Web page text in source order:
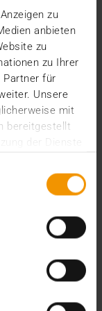
zu
anbieten
zu
zu Ihrer
Partner für
Unsere
mit
bereitgestellt
Seit 25